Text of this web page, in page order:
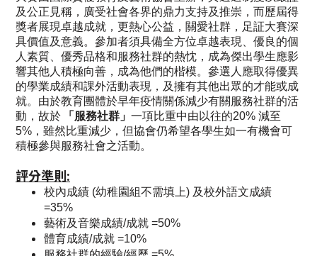
及公正見稱，廣受社會各界的鼎力支持及推崇，而歷屆得
獎者展現卓越成就，更熱心公益，關愛社群，足証大賽深
具價值及意義。 參加者須具備全方位卓越表現、優良的個
人素質、優秀品格和服務社群的熱忱，成為傑出學生應影
響其他人積極向善，成為他們的楷模。參選人應取得優異
的學業成績和課外活動表現，及擁有其他出眾的才能或成
就。 由於教育團體於早年疫情關係減少有關服務社群的活
動，故於
「服務社群」 一項比重中由以往的20% 減至
5%，雖然比重減少，但協會仍希望各學生如一有機會可
積極參與服務社會之活動。
評分準則:
校內成績 (幼稚園組不需填上) 及校外語文成績
=35%
藝術及音樂成績/成就 =50%
體育成績/成就 =10%